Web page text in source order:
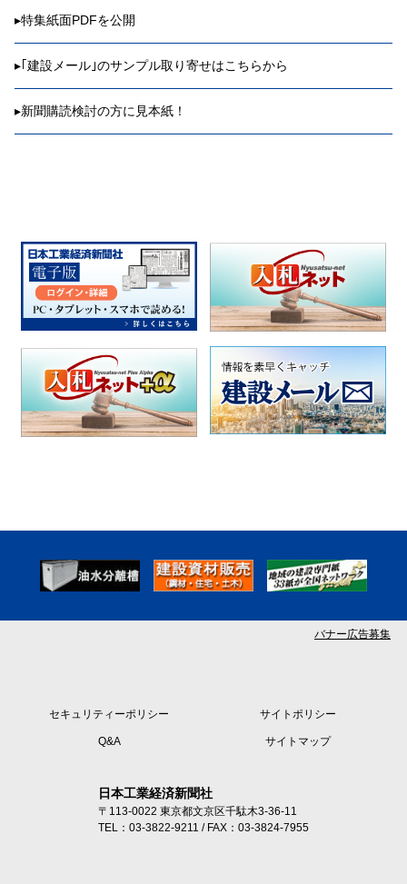
▸特集紙面PDFを公開
▸ ｢建設メール｣のサンプル取り寄せはこちらから
▸新聞購読検討の方に見本紙！
バナー広告募集
セキュリティーポリシー サイトポリシー
Q&A サイトマップ
日本工業経済新聞社
〒113-0022 東京都文京区千駄木3-36-11
TEL：03-3822-9211 / FAX：03-3824-7955